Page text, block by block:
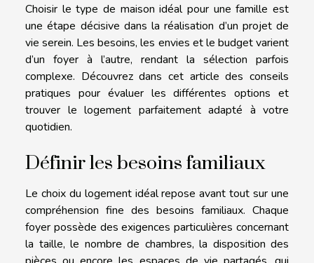
Choisir le type de maison idéal pour une famille est
une étape décisive dans la réalisation d’un projet de
vie serein. Les besoins, les envies et le budget varient
d’un foyer à l’autre, rendant la sélection parfois
complexe. Découvrez dans cet article des conseils
pratiques pour évaluer les différentes options et
trouver le logement parfaitement adapté à votre
quotidien.
Définir les besoins familiaux
Le choix du logement idéal repose avant tout sur une
compréhension fine des besoins familiaux. Chaque
foyer possède des exigences particulières concernant
la taille, le nombre de chambres, la disposition des